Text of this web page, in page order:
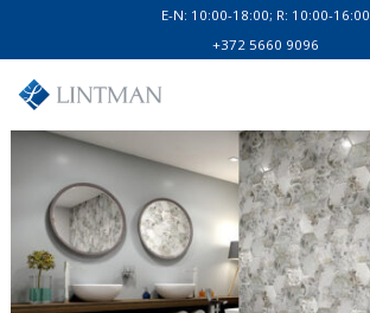
E-N: 10:00-18:00; R: 10:00-16:00
+372 5660 9096